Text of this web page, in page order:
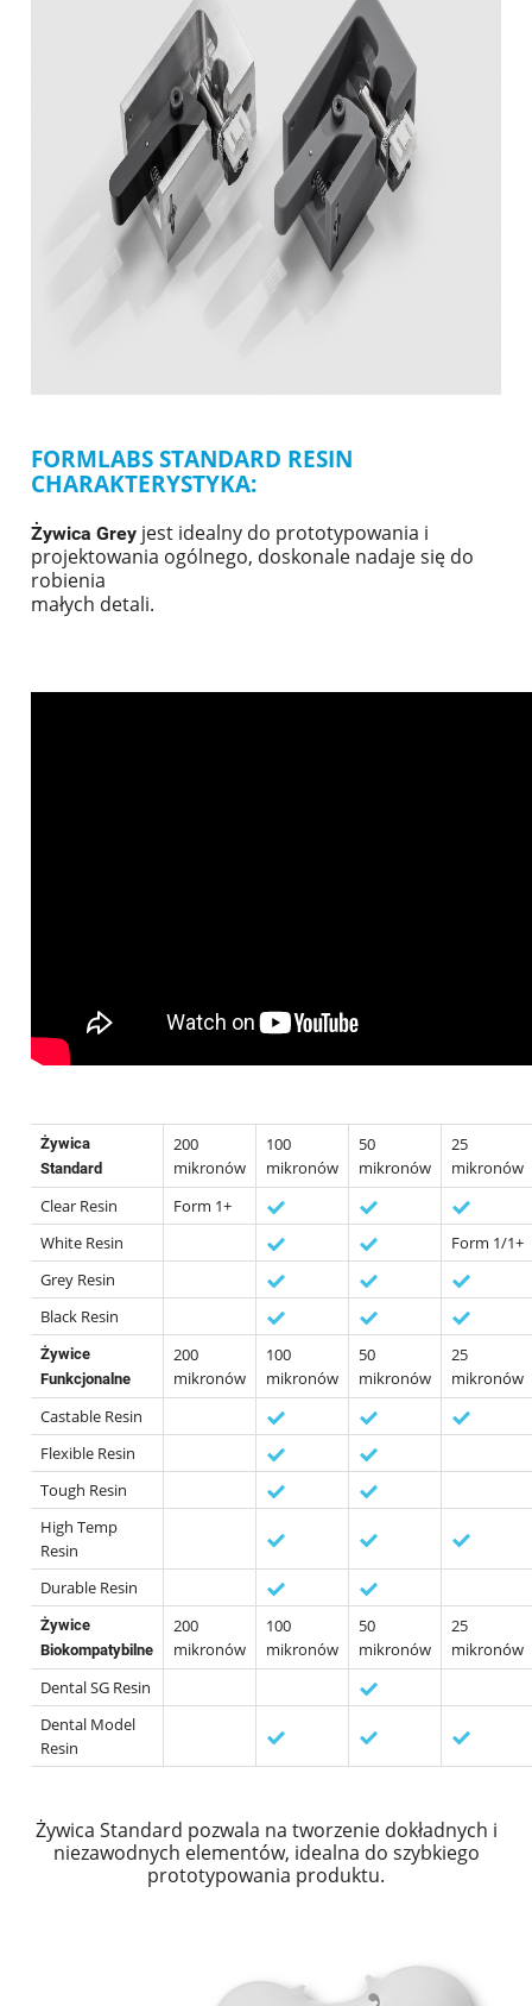
FORMLABS STANDARD RESIN
CHARAKTERYSTYKA:
Żywica Grey jest idealny do prototypowania i
projektowania ogólnego, doskonale nadaje się do
robienia
małych detali.
Żywica
Standard
200
mikronów
100
mikronów
50
mikronów
25
mikronów
Clear Resin
Form 1+
White Resin
Form 1/1+
Grey Resin
Black Resin
Żywice
Funkcjonalne
200
mikronów
100
mikronów
50
mikronów
25
mikronów
Castable Resin
Flexible Resin
Tough Resin
High Temp
Resin
Durable Resin
Żywice
Biokompatybilne
200
mikronów
100
mikronów
50
mikronów
25
mikronów
Dental SG Resin
Dental Model
Resin
Żywica Standard pozwala na tworzenie dokładnych i
niezawodnych elementów, idealna do szybkiego
prototypowania produktu.